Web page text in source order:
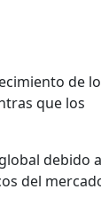
de
que los
debido
del